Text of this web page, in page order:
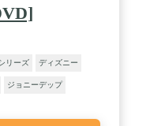
リーズ ディズニー
ジョニーデップ